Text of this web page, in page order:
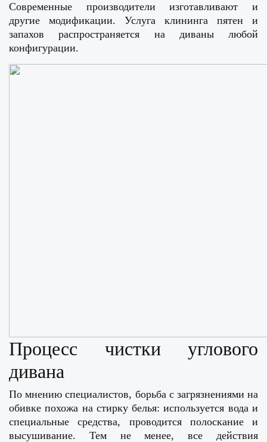
Современные производители изготавливают и
другие модификации. Услуга клининга пятен и
запахов распространяется на диваны любой
конфигурации.
Процесс чистки углового
дивана
По мнению специалистов, борьба с загрязнениями на
обивке похожа на стирку белья: используется вода и
специальные средства, проводится полоскание и
высушивание. Тем не менее, все действия